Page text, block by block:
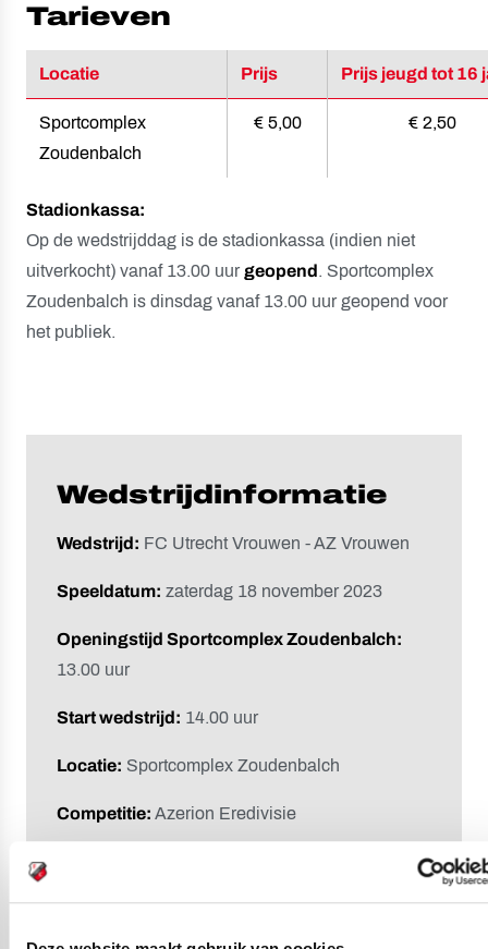
Tarieven
Locatie Prijs Prijs jeugd tot 16
Sportcomplex
Zoudenbalch
€ 5,00 € 2,50
Stadionkassa:
Op de wedstrijddag is de stadionkassa (indien niet
uitverkocht) vanaf 13.00 uur geopend. Sportcomplex
Zoudenbalch is dinsdag vanaf 13.00 uur geopend voor
het publiek.
Wedstrijdinformatie
Wedstrijd: FC Utrecht Vrouwen - AZ Vrouwen
Speeldatum: zaterdag 18 november 2023
Openingstijd Sportcomplex Zoudenbalch:
13.00 uur
Start wedstrijd: 14.00 uur
Locatie: Sportcomplex Zoudenbalch
Competitie: Azerion Eredivisie
Gouden seizoenkaarthouders kunnen via deze